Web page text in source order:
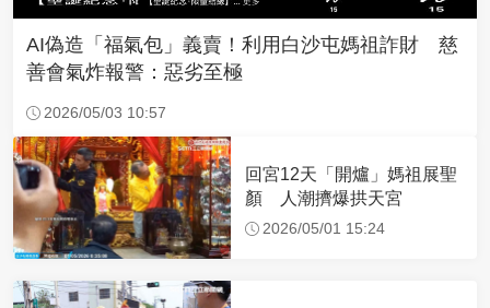
AI偽造「福氣包」義賣！利用白沙屯媽祖詐財 慈
善會氣炸報警：惡劣至極
2026/05/03 10:57
回宮12天「開爐」媽祖展聖
顏 人潮擠爆拱天宮
2026/05/01 15:24